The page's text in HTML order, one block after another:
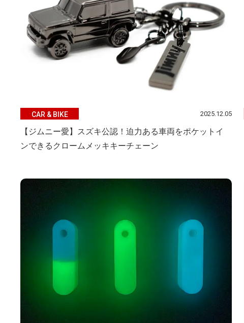
CAR & BIKE 2025.12.05
【ジムニー愛】スズキ公認！迫力ある車両をポケットイ
ンできるクロームメッキキーチェーン